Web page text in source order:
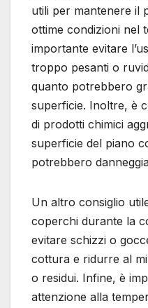
utili per mantenere il
ottime condizioni nel
importante evitare
troppo pesanti o
quanto potrebbero
superficie. Inoltre, è
di prodotti chimici
superficie del piano
potrebbero
Un altro consiglio
coperchi durante la
evitare schizzi o
cottura e ridurre al
o residui. Infine, è
attenzione alla